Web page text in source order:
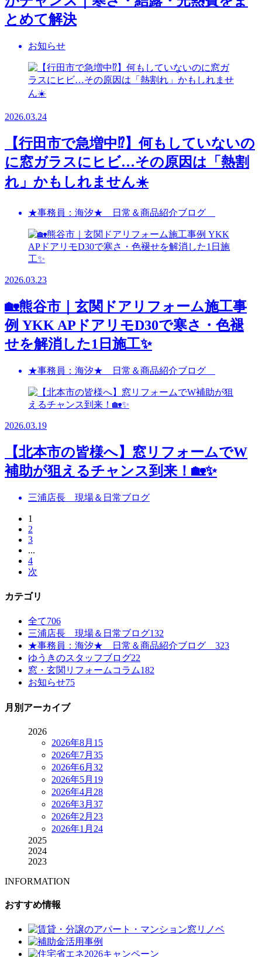
とめて解決
お知らせ
2026.03.24
【行田市で急増中⁉】何もしていないの
に窓ガラスにヒビ…その原因は「熱割
れ」かもしれません☀️
★事務員：海汐★ 日常＆商品紹介ブログ
2026.03.23
🏡熊谷市｜玄関ドアリフォーム施工事
例 YKK APドアリモD30で寒さ・色褪
せを解消した1日施工✨
★事務員：海汐★ 日常＆商品紹介ブログ
2026.03.19
【北本市の皆様へ】窓リフォームでW
補助が狙えるチャンス到来！🏡✨
三浦店長 現場＆日常ブログ
1
2
3
...
4
次
カテゴリ
全て706
三浦店長 現場＆日常ブログ132
★事務員：海汐★ 日常＆商品紹介ブログ 323
ゆうきのスタッフブログ22
窓・玄関リフォームコラム182
お知らせ75
月別アーカイブ
2026
2026年8月 15
2026年7月 35
2026年6月 32
2026年5月 19
2026年4月 28
2026年3月 37
2026年2月 23
2026年1月 24
2025
2024
2023
INFORMATION
おすすめ情報